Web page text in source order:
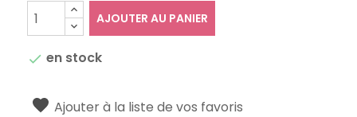
AJOUTER AU PANIER
 en stock
Ajouter à la liste de vos favoris